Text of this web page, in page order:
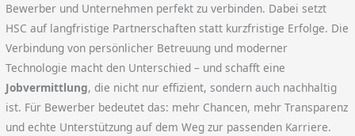
Bewerber und Unternehmen perfekt zu verbinden. Dabei setzt
HSC auf langfristige Partnerschaften statt kurzfristige Erfolge. Die
Verbindung von persönlicher Betreuung und moderner
Technologie macht den Unterschied – und schafft eine
Jobvermittlung, die nicht nur effizient, sondern auch nachhaltig
ist. Für Bewerber bedeutet das: mehr Chancen, mehr Transparenz
und echte Unterstützung auf dem Weg zur passenden Karriere.